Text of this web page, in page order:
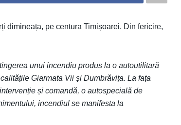
dimineața, pe centura Timișoarei. Din fericire,
unui incendiu produs la o autoutilitară
Giarmata Vii și Dumbrăvița. La fața
și comandă, o autospecială de
incendiul se manifesta la